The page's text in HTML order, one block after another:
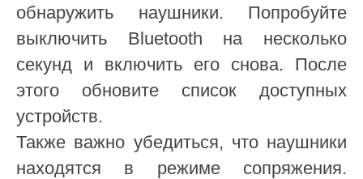
обнаружить наушники. Попробуйте
выключить Bluetooth на несколько
секунд и включить его снова. После
этого обновите список доступных
устройств.
Также важно убедиться, что наушники
находятся в режиме сопряжения.